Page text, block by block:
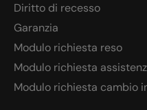
Diritto di recesso
Garanzia
Modulo richiesta reso
Modulo richiesta
Modulo richiesta cambio